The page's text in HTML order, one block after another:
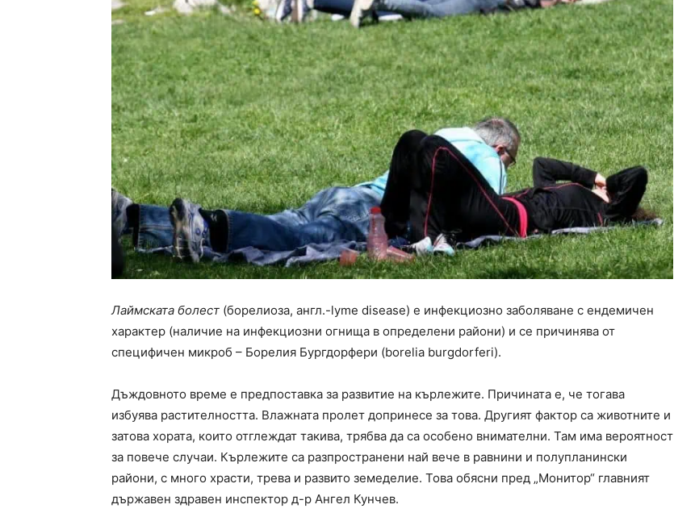
Лаймската болест (борелиоза, англ.-lyme disease) е инфекциозно заболяване с ендемичен
характер (наличие на инфекциозни огнища в определени райони) и се причинява от
специфичен микроб – Борелия Бургдорфери (borelia burgdorferi).
Дъждовното време е предпоставка за развитие на кърлежите. Причината е, че тогава
избуява растителността. Влажната пролет допринесе за това. Другият фактор са животните и
затова хората, които отглеждат такива, трябва да са особено внимателни. Там има вероятност
за повече случаи. Кърлежите са разпространени най вече в равнини и полупланински
райони, с много храсти, трева и развито земеделие. Това обясни пред „Монитор“ главният
държавен здравен инспектор д-р Ангел Кунчев.